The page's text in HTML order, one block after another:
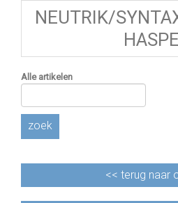
NEUTRIK/
Alle artikelen
zoek
<< terug naar